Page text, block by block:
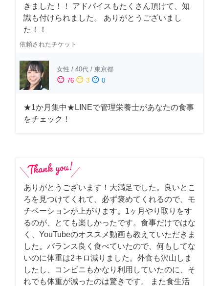
きました！！ アドバイスもたくさん頂けて、知
識も付けられました。 ありがとうございまし
た！！
依頼されたチケット
女性 / 40代 / 東京都
sentiment_satisfied 76 sentiment_neutral 3 sentiment_dissatisfied 0
★1か月集中★LINEで管理栄養士があなたの食事
をチェック！
ありがとうございます！大満足でした。良いとこ
ろを見つけてくれて、必ず褒めてくれるので、モ
チベーションが上がります。1ヶ月やり取りをす
るのが、とても楽しかったです。食事だけではな
く、YouTubeのオススメ動画も教えていただきま
した。バランス良く食べていたので、何もしてな
いのに体重は2キロ減りました。外食も沢山しま
したし、コンビニもかなり利用していたのに、そ
れでも体重が減ったのは驚きです。 また食生活